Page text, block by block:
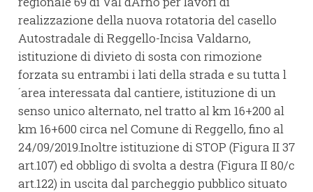
realizzazione della nuova rotatoria del casello
Autostradale di Reggello-Incisa Valdarno,
istituzione di divieto di sosta con rimozione
forzata su entrambi i lati della strada e su tutta l
´area interessata dal cantiere, istituzione di un
senso unico alternato, nel tratto al km 16+200 al
km 16+600 circa nel Comune di Reggello, fino al
24/09/2019.Inoltre istituzione di STOP (Figura II 37
art.107) ed obbligo di svolta a destra (Figura II 80/c
art.122) in uscita dal parcheggio pubblico situato